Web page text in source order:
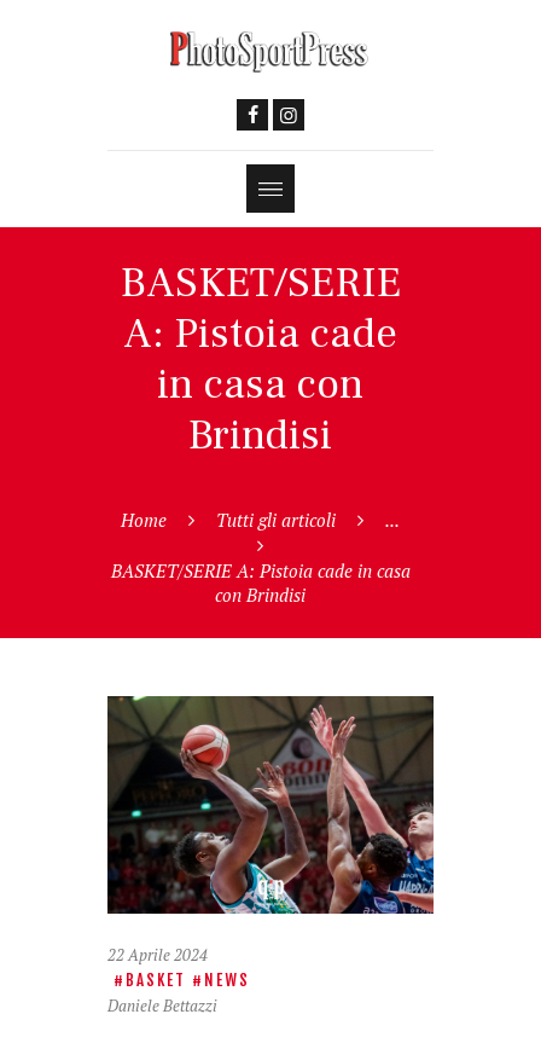
BASKET/SERIE
A: Pistoia cade
in casa con
Brindisi
Home Tutti gli articoli ...
BASKET/SERIE A: Pistoia cade in casa
con Brindisi
22 Aprile 2024
BASKET NEWS
Daniele Bettazzi